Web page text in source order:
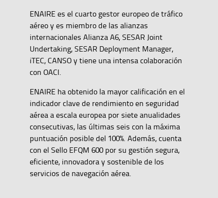
ENAIRE es el cuarto gestor europeo de tráfico
aéreo y es miembro de las alianzas
internacionales Alianza A6, SESAR Joint
Undertaking, SESAR Deployment Manager,
iTEC, CANSO y tiene una intensa colaboración
con OACI.
ENAIRE ha obtenido la mayor calificación en el
indicador clave de rendimiento en seguridad
aérea a escala europea por siete anualidades
consecutivas, las últimas seis con la máxima
puntuación posible del 100%. Además, cuenta
con el Sello EFQM 600 por su gestión segura,
eficiente, innovadora y sostenible de los
servicios de navegación aérea.